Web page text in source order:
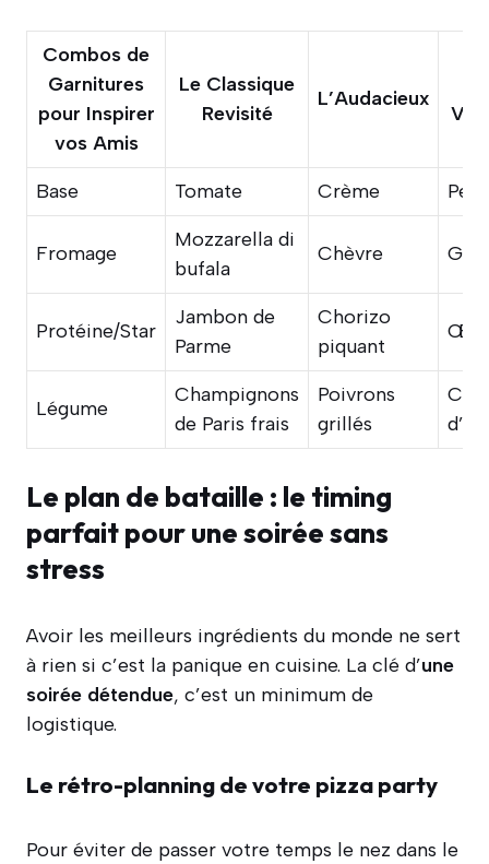
Combos de
Garnitures
pour Inspirer
vos Amis
Le Classique
Revisité
L’Audacieux
Base Tomate Crème
Fromage
Mozzarella di
bufala
Chèvre
Protéine/Star
Jambon de
Parme
Chorizo
piquant
Œuf
Légume
Champignons
de Paris frais
Poivrons
grillés
Le plan de bataille : le timing
parfait pour une soirée sans
stress
Avoir les meilleurs ingrédients du monde ne sert
à rien si c’est la panique en cuisine. La clé d’une
soirée détendue, c’est un minimum de
logistique.
Le rétro-planning de votre pizza party
Pour éviter de passer votre temps le nez dans le